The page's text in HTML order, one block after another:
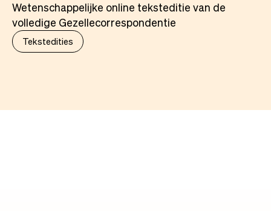
Wetenschappelijke online teksteditie van de
volledige Gezellecorrespondentie
Tekstedities